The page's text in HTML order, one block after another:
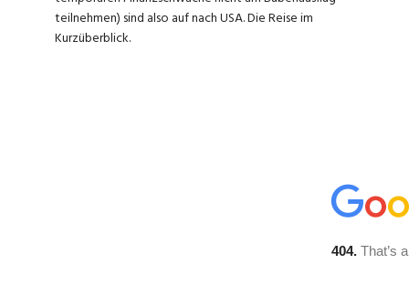
teilnehmen) sind also auf nach USA. Die Reise im
Kurzüberblick.